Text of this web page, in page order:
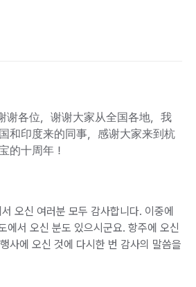
谢各位，谢谢大家从全国各地，我
和印度来的同事，感谢大家来到杭
的十周年！
오신 여러분 모두 감사합니다. 이중에
에서 오신 분도 있으시군요. 항주에 오신
사에 오신 것에 다시한 번 감사의 말씀을